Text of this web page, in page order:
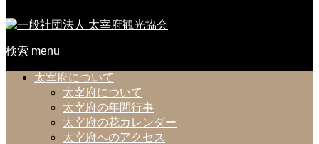
検索 menu
太宰府について
太宰府について
太宰府の年間行事
太宰府の花カレンダー
太宰府へのアクセス